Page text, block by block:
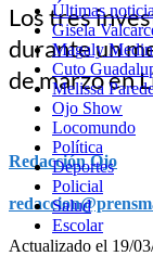
Últimas
Gisela
Magaly
Cuto
Melissa
Ojo Show
Locomundo
Política
Deportes
Policial
Salud
Escolar
Los tres
durante un
de marzo en
Redacción Ojo
Actualizado el 19/